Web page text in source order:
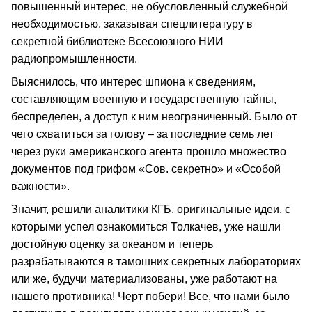
повышенный интерес, не обусловленный служебной
необходимостью, заказывая спецлитературу в
секретной библиотеке Всесоюзного НИИ
радиопромышленности.
Выяснилось, что интерес шпиона к сведениям,
составляющим военную и государственную тайны,
беспределен, а доступ к ним неограниченный. Было от
чего схватиться за голову – за последние семь лет
через руки американского агента прошло множество
документов под грифом «Сов. секретно» и «Особой
важности».
Значит, решили аналитики КГБ, оригинальные идеи, с
которыми успел ознакомиться Толкачев, уже нашли
достойную оценку за океаном и теперь
разрабатываются в тамошних секретных лабораториях
или же, будучи материализованы, уже работают на
нашего противника! Черт побери! Все, что нами было